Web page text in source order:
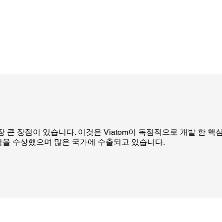
큰 장점이 있습니다. 이것은 Viatom이 독점적으로 개발 한 핵
수상했으며 많은 국가에 수출되고 있습니다.